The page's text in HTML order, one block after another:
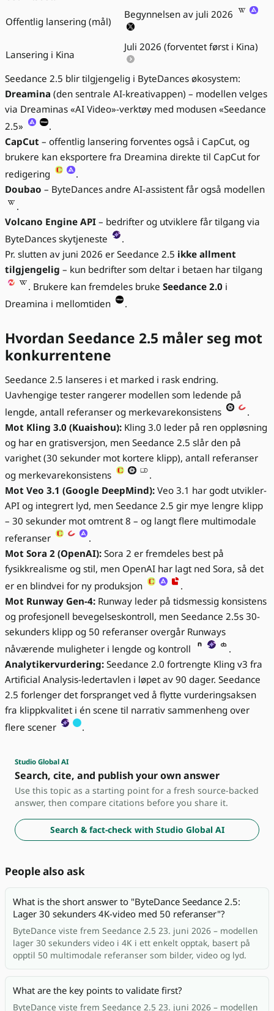
Offentlig lansering (mål)
Begynnelsen av juli 2026
Lansering i Kina
Juli 2026 (forventet først i Kina)
Seedance 2.5 blir tilgjengelig i ByteDances økosystem:
Dreamina (den sentrale AI-kreativappen) – modellen velges
via Dreaminas «AI Video»-verktøy med modusen «Seedance
2.5»
.
CapCut – offentlig lansering forventes også i CapCut, og
brukere kan eksportere fra Dreamina direkte til CapCut for
redigering
.
Doubao – ByteDances andre AI-assistent får også modellen
.
Volcano Engine API – bedrifter og utviklere får tilgang via
ByteDances skytjeneste
.
Pr. slutten av juni 2026 er Seedance 2.5 ikke allment
tilgjengelig – kun bedrifter som deltar i betaen har tilgang
. Brukere kan fremdeles brukeSeedance 2.0 i
Dreamina i mellomtiden
.
Hvordan Seedance 2.5 måler seg mot
konkurrentene
Seedance 2.5 lanseres i et marked i rask endring.
Uavhengige tester rangerer modellen som ledende på
lengde, antall referanser og merkevarekonsistens
.
Mot Kling 3.0 (Kuaishou): Kling 3.0 leder på ren oppløsning
og har en gratisversjon, men Seedance 2.5 slår den på
varighet (30 sekunder mot kortere klipp), antall referanser
og merkevarekonsistens
.
Mot Veo 3.1 (Google DeepMind): Veo 3.1 har godt utvikler-
API og integrert lyd, men Seedance 2.5 gir mye lengre klipp
– 30 sekunder mot omtrent 8 – og langt flere multimodale
referanser
.
Mot Sora 2 (OpenAI): Sora 2 er fremdeles best på
fysikkrealisme og stil, men OpenAI har lagt ned Sora, så det
er en blindvei for ny produksjon
.
Mot Runway Gen-4: Runway leder på tidsmessig konsistens
og profesjonell bevegelseskontroll, men Seedance 2.5s 30-
sekunders klipp og 50 referanser overgår Runways
nåværende muligheter i lengde og kontroll
.
Analytikervurdering: Seedance 2.0 fortrengte Kling v3 fra
Artificial Analysis-ledertavlen i løpet av 90 dager. Seedance
2.5 forlenger det forspranget ved å flytte vurderingsaksen
fra klippkvalitet i én scene til narrativ sammenheng over
flere scener
.
Studio Global AI
Search, cite, and publish your own answer
Use this topic as a starting point for a fresh source-backed
answer, then compare citations before you share it.
Search & fact-check with Studio Global AI
People also ask
What is the short answer to "ByteDance Seedance 2.5:
Lager 30 sekunders 4K-video med 50 referanser"?
ByteDance viste frem Seedance 2.5 23. juni 2026 – modellen
lager 30 sekunders video i 4K i ett enkelt opptak, basert på
opptil 50 multimodale referanser som bilder, video og lyd.
What are the key points to validate first?
ByteDance viste frem Seedance 2.5 23. juni 2026 – modellen